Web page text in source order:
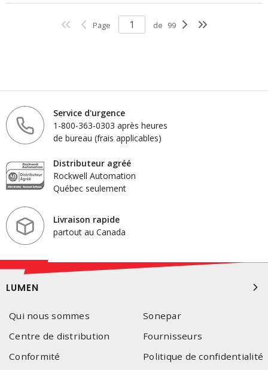
Page de 99
Service d'urgence
1-800-363-0303 après heures
de bureau (frais applicables)
Distributeur agréé
Rockwell Automation
Québec seulement
Livraison rapide
partout au Canada
LUMEN
Qui nous sommes
Sonepar
Centre de distribution
Fournisseurs
Conformité
Politique de confidentialité